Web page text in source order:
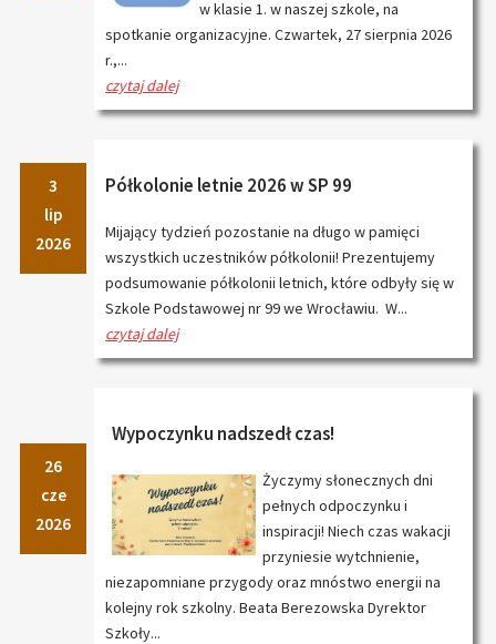
w klasie 1. w naszej szkole, na
spotkanie organizacyjne. Czwartek, 27 sierpnia 2026
r.,...
czytaj dalej
3
lip
2026
Półkolonie letnie 2026 w SP 99
Mijający tydzień pozostanie na długo w pamięci
wszystkich uczestników półkolonii! Prezentujemy
podsumowanie półkolonii letnich, które odbyły się w
Szkole Podstawowej nr 99 we Wrocławiu. W...
czytaj dalej
26
cze
2026
Wypoczynku nadszedł czas!
Życzymy słonecznych dni
pełnych odpoczynku i
inspiracji! Niech czas wakacji
przyniesie wytchnienie,
niezapomniane przygody oraz mnóstwo energii na
kolejny rok szkolny. Beata Berezowska Dyrektor
Szkoły...